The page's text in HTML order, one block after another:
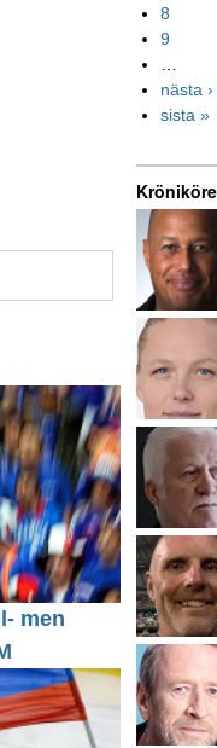
men
8
9
…
nästa ›
sista »